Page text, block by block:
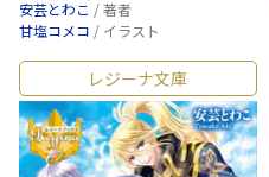
安芸とわこ / 著者
甘塩コメコ / イラスト
レジーナ文庫